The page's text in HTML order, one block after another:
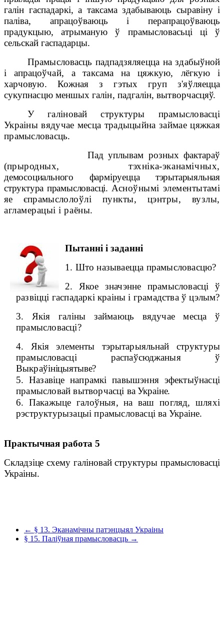
галін гаспадаркі, а таксама здабываюць сыравіну і
паліва, апрацоўваюць і перапрацоўваюць
прадукцыю, атрыманую ў прамысловасьці ці ў
сельскай гаспадарцы.
Прамысловасць падпадзяляецца на здабыўной
і апрацоўчай, а таксама на цяжкую, лёгкую і
харчовую. Кожная з гэтых груп з'яўляецца
сукупнасцю меншых галін, падгалін, вытворчасцяў.
У галіновай структуры прамысловасці
Украіны вядучае месца традыцыйна займае цяжкая
прамысловасць.
Пад уплывам розных фактараў
(прыродных, тэхніка-эканамічных,
демосоциального фарміруецца тэрытарыяльная
структура прамысловасці. Асноўнымі элементытамі
яе
єпрамыслолоўлі пункты, цэнтры, вузлы,
агламерацыі і раёны.
Пытанні і заданні
1. Што называецца прамысловасцю?
2. Якое значэнне прамысловасці ў
развіцці гаспадаркі краіны і грамадства ў цэлым?
3. Якія галіны займаюць вядучае месца ў
прамысловасці?
4. Якія элементы тэрытарыяльнай структуры
прамысловасці распаўсюджаныя ў
Выкраўініцыятыве?
5. Назавіце напрамкі павышэння эфектыўнасці
прамысловай вытворчасці ва Украіне.
6. Пакажыце галоўныя, на ваш погляд, шляхі
рэструктурызацыі прамысловасціва Украіне.
Практычная работа 5
Складзіце схему галіновай структуры прамысловасці
Украіны.
← § 13. Эканамічны патэнцыял Украіны
§ 15. Паліўная прамысловасць →